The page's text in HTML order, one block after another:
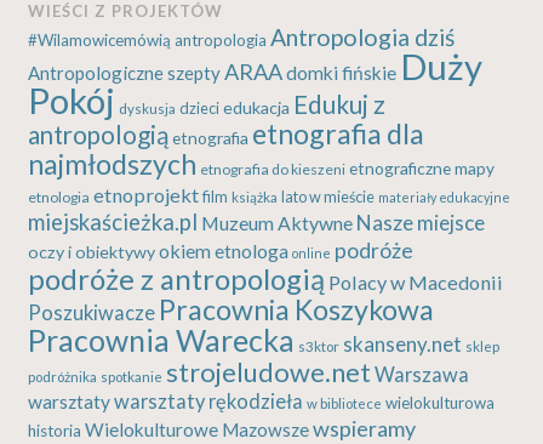
WIEŚCI Z PROJEKTÓW
#Wilamowicemówią antropologia Antropologia dziś
Antropologiczne szeptyARAAdomki fińskie Duży
Pokój dyskusja dzieci edukacja Edukuj z
antropologiąetnografia etnografia dla
najmłodszych etnografia do kieszeni etnograficzne mapy
etnologia etnoprojekt film książka lato w mieście materiały edukacyjne
miejskaścieżka.pl Muzeum Aktywne Nasze miejsce
oczy i obiektywyokiem etnologa online podróże
podróże z antropologią Polacy w Macedonii
Poszukiwacze Pracownia Koszykowa
Pracownia Warecka s3ktor skanseny.net sklep
podróżnika spotkanie strojeludowe.net Warszawa
warsztatywarsztaty rękodzieła w bibliotece wielokulturowa
historia Wielokulturowe Mazowszewspieramy